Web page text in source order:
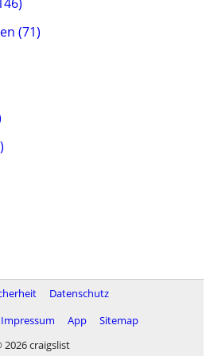
(71)
Datenschutz
Impressum App
Sitemap
2026 craigslist